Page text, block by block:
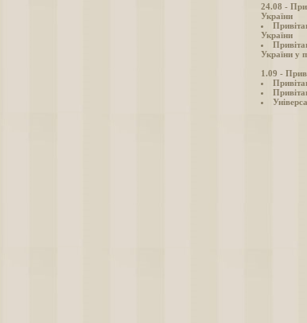
24.08 -
України
України
України у
1.09 -